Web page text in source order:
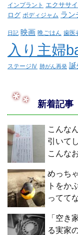
インプラント エクササ
ログ ボディジャム ラン
日記 映画 晩ごはん 歯医
入り主婦
ステージⅣ 肺がん再発 誕
新着記事
こんな
引いて
こんな
めっち
トをか
ってて
「空き
る実家